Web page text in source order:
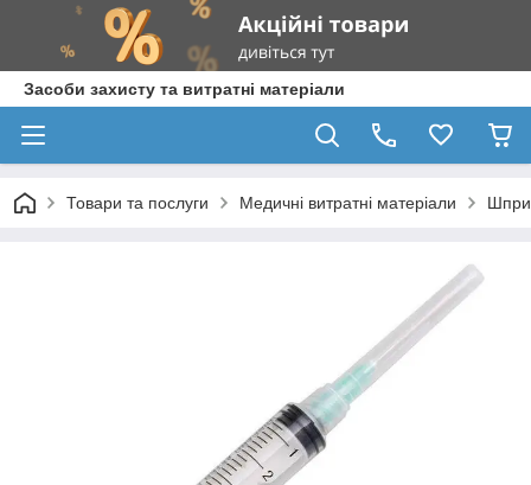
Засоби захисту та витратні матеріали
Товари та послуги Медичні витратні матеріали